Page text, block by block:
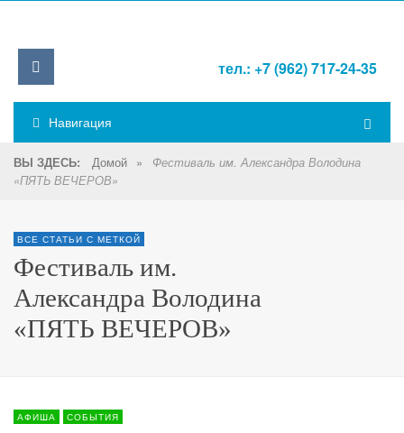
тел.: +7 (962) 717-24-35
Навигация
ВЫ ЗДЕСЬ: Домой »
Фестиваль им. Александра Володина
«ПЯТЬ ВЕЧЕРОВ»
ВСЕ СТАТЬИ С МЕТКОЙ
Фестиваль им.
Александра Володина
«ПЯТЬ ВЕЧЕРОВ»
АФИША СОБЫТИЯ